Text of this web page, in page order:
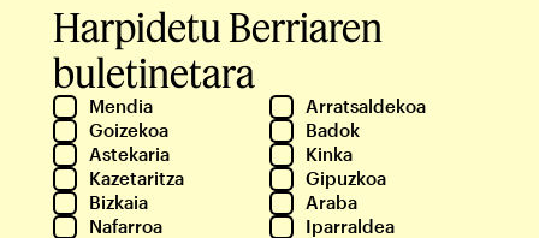
Harpidetu Berriaren
buletinetara
Mendia
Arratsaldekoa
Goizekoa
Badok
Astekaria
Kinka
Kazetaritza
Gipuzkoa
Bizkaia
Araba
Nafarroa
Iparraldea